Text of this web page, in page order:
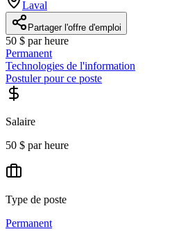
Laval
Partager l'offre d'emploi
50 $ par heure
Permanent
Technologies de l'information
Postuler pour ce poste
Salaire
50 $ par heure
Type de poste
Permanent